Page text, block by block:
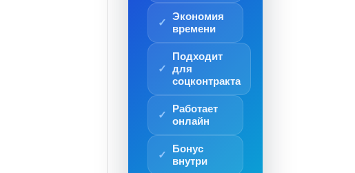
Экономия
времени
Подходит
для
соцконтракта
Работает
онлайн
Бонус
внутри